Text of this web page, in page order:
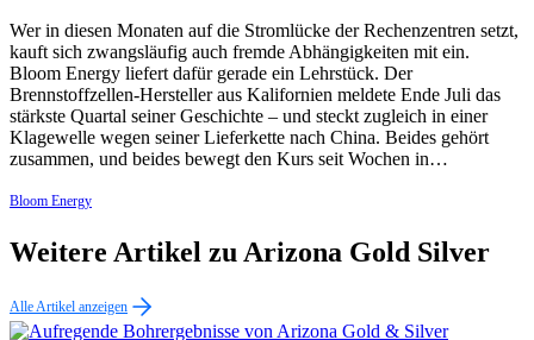
Wer in diesen Monaten auf die Stromlücke der Rechenzentren setzt,
kauft sich zwangsläufig auch fremde Abhängigkeiten mit ein.
Bloom Energy liefert dafür gerade ein Lehrstück. Der
Brennstoffzellen-Hersteller aus Kalifornien meldete Ende Juli das
stärkste Quartal seiner Geschichte – und steckt zugleich in einer
Klagewelle wegen seiner Lieferkette nach China. Beides gehört
zusammen, und beides bewegt den Kurs seit Wochen in…
Bloom Energy
Weitere Artikel zu Arizona Gold Silver
Alle Artikel anzeigen